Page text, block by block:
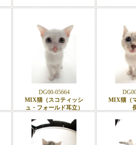
DG00-05664
MIX猫（スコティッシ
ュ・フォールド耳立）
MIX猫（